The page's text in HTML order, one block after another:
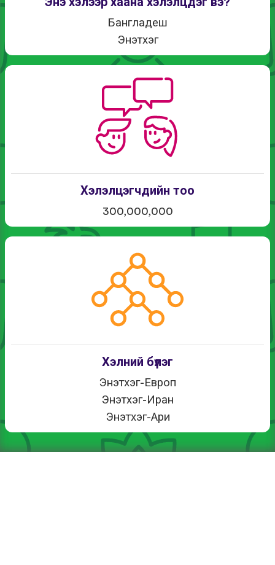
Энэ хэлээр хаана хэлэлцдэг вэ?
Бангладеш
Энэтхэг
Хэлэлцэгчдийн тоо
300,000,000
Хэлний бүлэг
Энэтхэг-Европ
Энэтхэг-Иран
Энэтхэг-Ари